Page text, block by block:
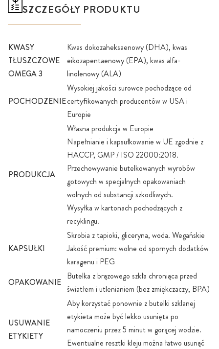
SZCZEGÓŁY PRODUKTU
KWASY
TŁUSZCZOWE
OMEGA 3
Kwas dokozaheksaenowy (DHA), kwas
eikozapentaenowy (EPA), kwas alfa-
linolenowy (ALA)
POCHODZENIE
Wysokiej jakości surowce pochodzące od
certyfikowanych producentów w USA i
Europie
PRODUKCJA
Własna produkcja w Europie
Napełnianie i kapsułkowanie w UE zgodnie z
HACCP, GMP / ISO 22000:2018.
Przechowywanie butelkowanych wyrobów
gotowych w specjalnych opakowaniach
wolnych od substancji szkodliwych.
Wysyłka w kartonach pochodzących z
recyklingu.
KAPSUŁKI
Skrobia z tapioki, gliceryna, woda. Wegańskie
Jakość premium: wolne od spornych dodatków
karagenu i PEG
OPAKOWANIE
Butelka z brązowego szkła chroniąca przed
światłem i utlenianiem (bez zmiękczaczy, BPA)
USUWANIE
ETYKIETY
Aby korzystać ponownie z butelki szklanej
etykieta może być lekko usunięta po
namoczeniu przez 5 minut w gorącej wodzie.
Ewentualne resztki kleju można łatwo usunąć